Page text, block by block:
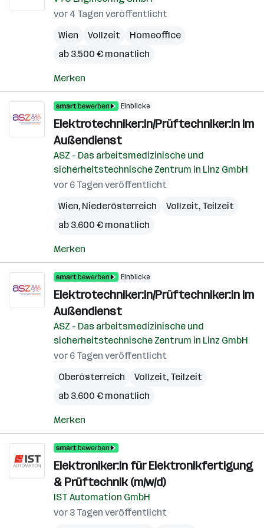
vor 4 Tagen veröffentlicht
Wien
Vollzeit
Homeoffice
ab 3.500 € monatlich
Merken
Einblicke
Elektrotechniker:in/Prüftechniker:in im
Außendienst
ASZ - Das arbeitsmedizinische und
sicherheitstechnische Zentrum in Linz GmbH
vor 6 Tagen veröffentlicht
Wien, Niederösterreich
Vollzeit, Teilzeit
ab 3.600 € monatlich
Merken
Einblicke
Elektrotechniker:in/Prüftechniker:in im
Außendienst
ASZ - Das arbeitsmedizinische und
sicherheitstechnische Zentrum in Linz GmbH
vor 6 Tagen veröffentlicht
Oberösterreich
Vollzeit, Teilzeit
ab 3.600 € monatlich
Merken
Elektroniker:in für Elektronikfertigung
& Prüftechnik (m/w/d)
IST Automation GmbH
vor 3 Tagen veröffentlicht